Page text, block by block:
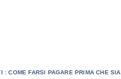
: COME FARSI PAGARE PRIMA CHE SIA